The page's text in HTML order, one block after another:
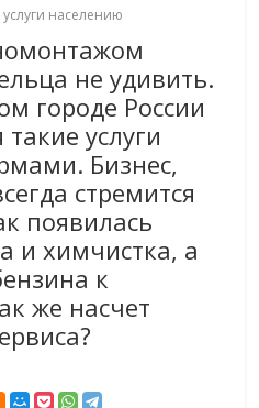
услуги населению
не удивить.
городе России
услуги
Бизнес,
стремится
появилась
и химчистка, а
к
же насчет